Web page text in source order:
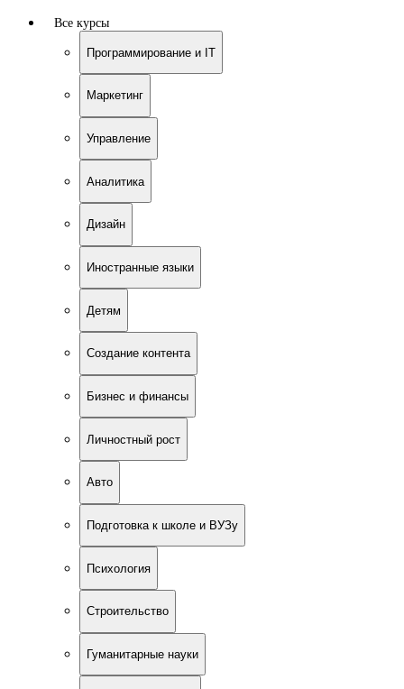
Все курсы
Программирование и IT
Маркетинг
Управление
Аналитика
Дизайн
Иностранные языки
Детям
Создание контента
Бизнес и финансы
Личностный рост
Авто
Подготовка к школе и ВУЗу
Психология
Строительство
Гуманитарные науки